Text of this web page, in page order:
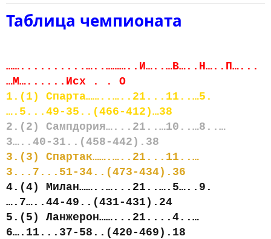
Таблица чемпионата
……..........…..………..И…..…В…..Н…..П…...
…М…......Исх . . О
1.(1) Спарта……..…..21...11..…5.
….5...49-35..(466-412)…38
2.(2) Сампдория…...21..…10..…8..…
3…..40-31..(458-442).38
3.(3) Спартак…….…..21...11..…
3...7...51-34..(473-434).36
4.(4) Милан……..…...21..….5…..9.
….7…..44-49..(431-431).24
5.(5) Ланжерон……...21....4..…
6….11...37-58..(420-469).18